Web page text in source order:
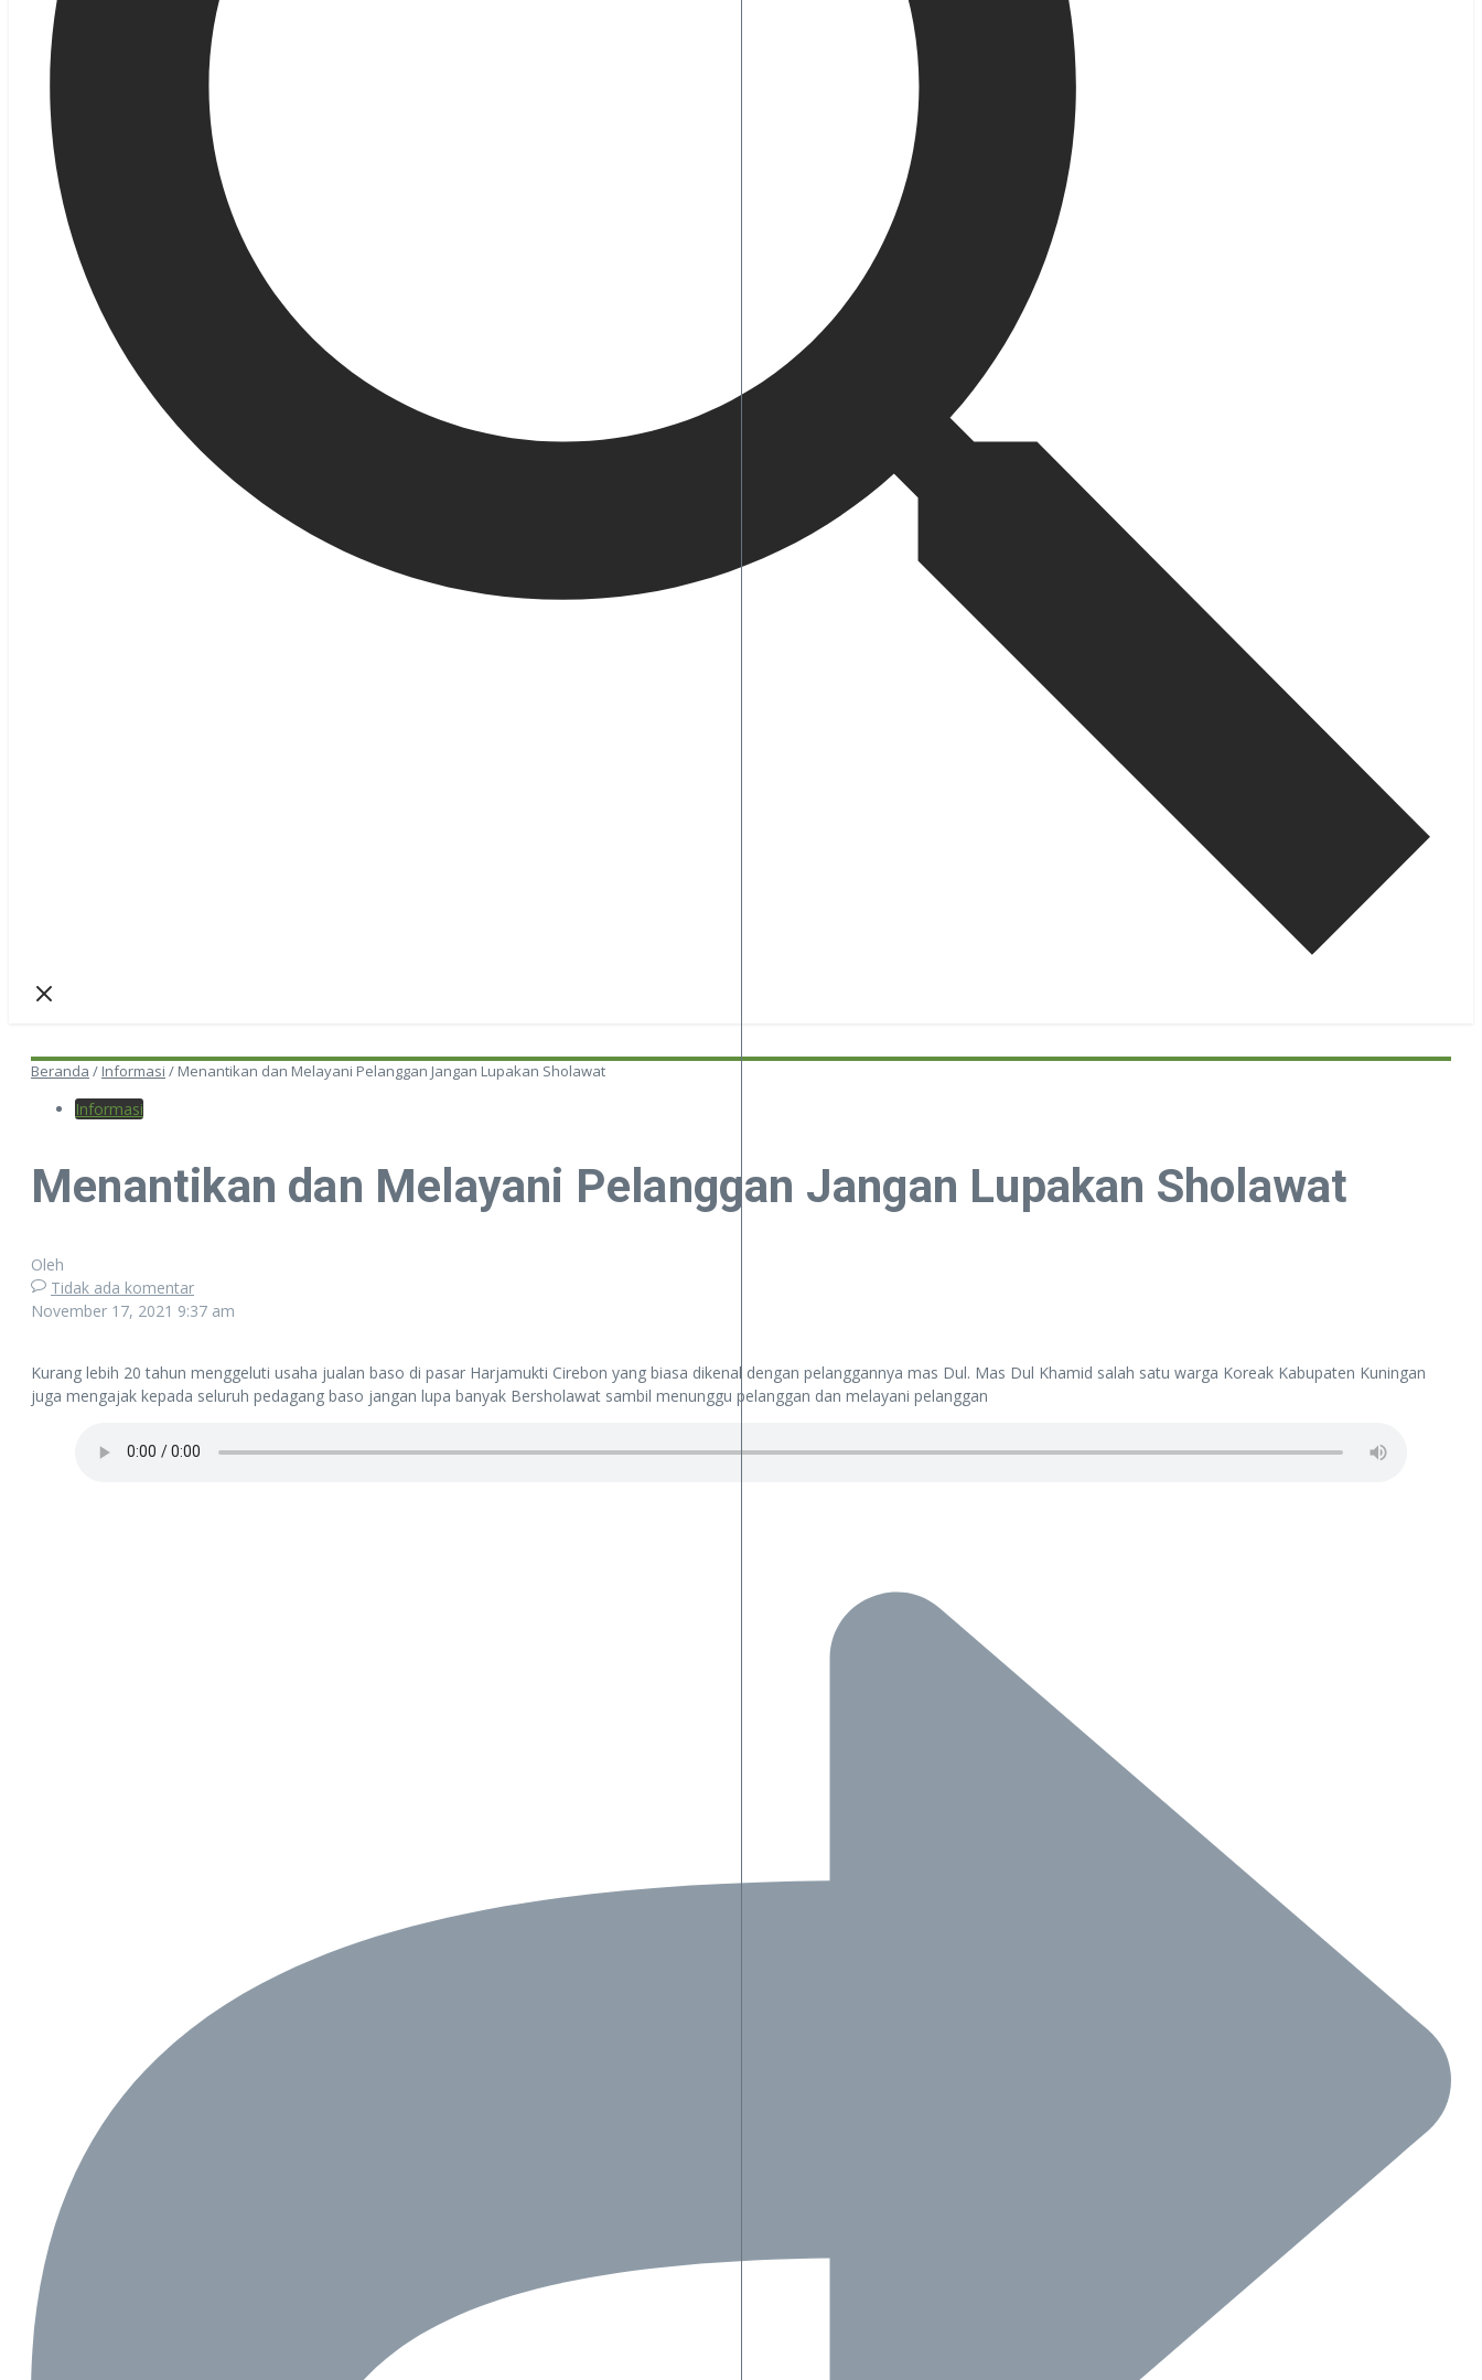
Beranda / Informasi / Menantikan dan Melayani Pelanggan Jangan Lupakan Sholawat
Informasi
Menantikan dan Melayani Pelanggan Jangan Lupakan Sholawat
Oleh
Tidak ada komentar
November 17, 2021 9:37 am
Kurang lebih 20 tahun menggeluti usaha jualan baso di pasar Harjamukti Cirebon yang biasa dikenal dengan pelanggannya mas Dul. Mas Dul Khamid salah satu warga Koreak Kabupaten Kuningan
juga mengajak kepada seluruh pedagang baso jangan lupa banyak Bersholawat sambil menunggu pelanggan dan melayani pelanggan